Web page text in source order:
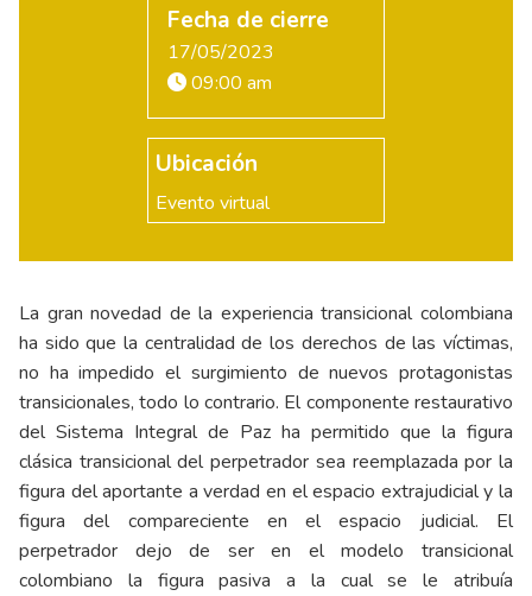
Fecha de cierre
17/05/2023
09:00 am
Ubicación
Evento virtual
La gran novedad de la experiencia transicional colombiana
ha sido que la centralidad de los derechos de las víctimas,
no ha impedido el surgimiento de nuevos protagonistas
transicionales, todo lo contrario. El componente restaurativo
del Sistema Integral de Paz ha permitido que la figura
clásica transicional del perpetrador sea reemplazada por la
figura del aportante a verdad en el espacio extrajudicial y la
figura del compareciente en el espacio judicial. El
perpetrador dejo de ser en el modelo transicional
colombiano la figura pasiva a la cual se le atribuía